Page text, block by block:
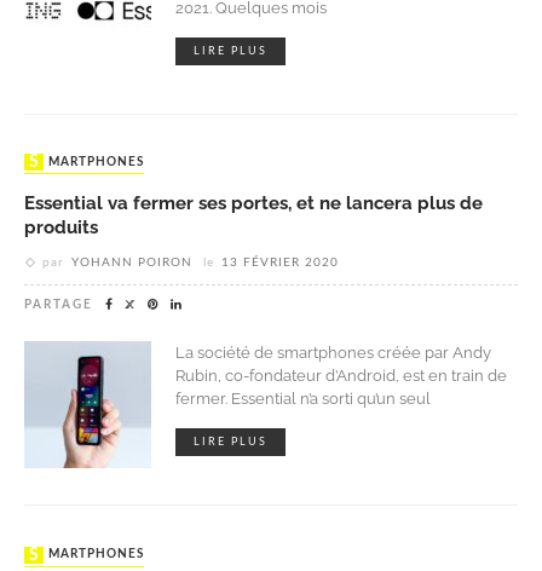
2021. Quelques mois
LIRE PLUS
SMARTPHONES
Essential va fermer ses portes, et ne lancera plus de
produits
par YOHANN POIRON le 13 FÉVRIER 2020
PARTAGE
La société de smartphones créée par Andy
Rubin, co-fondateur d’Android, est en train de
fermer. Essential n’a sorti qu’un seul
LIRE PLUS
SMARTPHONES